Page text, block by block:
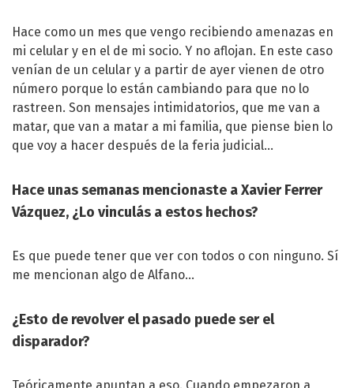
Hace como un mes que vengo recibiendo amenazas en
mi celular y en el de mi socio. Y no aflojan. En este caso
venían de un celular y a partir de ayer vienen de otro
número porque lo están cambiando para que no lo
rastreen. Son mensajes intimidatorios, que me van a
matar, que van a matar a mi familia, que piense bien lo
que voy a hacer después de la feria judicial…
Hace unas semanas mencionaste a Xavier Ferrer
Vázquez, ¿Lo vinculás a estos hechos?
Es que puede tener que ver con todos o con ninguno. Sí
me mencionan algo de Alfano…
¿Esto de revolver el pasado puede ser el
disparador?